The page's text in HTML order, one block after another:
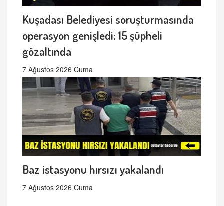
Kuşadası Belediyesi soruşturmasında
operasyon genişledi: 15 şüpheli
gözaltında
7 Ağustos 2026 Cuma
Baz istasyonu hırsızı yakalandı
7 Ağustos 2026 Cuma